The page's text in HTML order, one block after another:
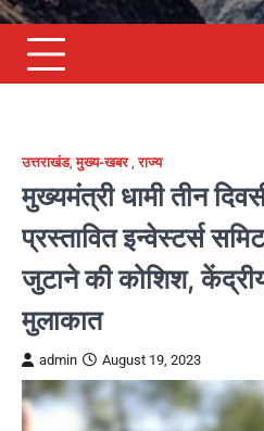
उत्तराखंड,मुख्य-खबर,राज्य
मुख्यमंत्री धामी तीन
प्रस्तावित इन्वेस्टर्स
जुटाने की कोशिश,
मुलाकात
admin August 19, 2023